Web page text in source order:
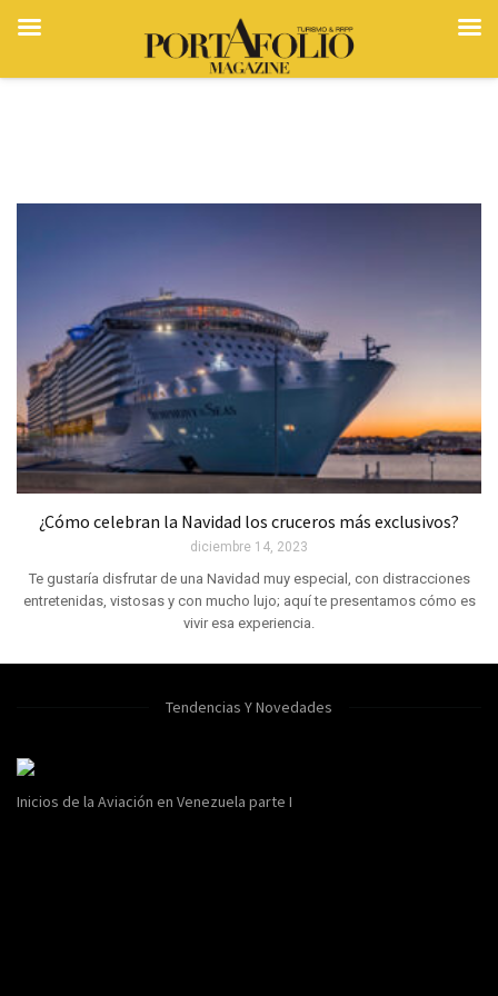
¿Cómo celebran la Navidad los cruceros más exclusivos?
diciembre 14, 2023
Te gustaría disfrutar de una Navidad muy especial, con distracciones
entretenidas, vistosas y con mucho lujo; aquí te presentamos cómo es
vivir esa experiencia.
Tendencias Y Novedades
Inicios de la Aviación en Venezuela parte I